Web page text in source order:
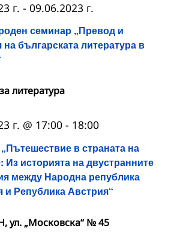
семинар „Превод и
българската литература в
г. - 09.06.2023 г.
литература
в страната на
Из историята на двустранните
между Народна република
и Република Австрия“
г. @ 17:00 - 18:00
ул. „Московска“ № 45